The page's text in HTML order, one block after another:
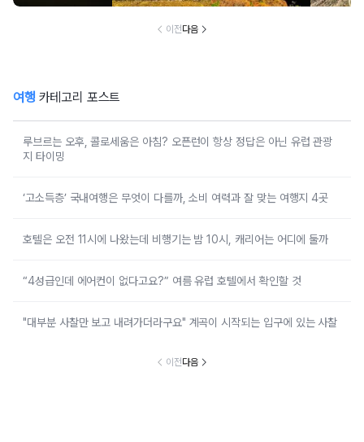
이전다음
여행 카테고리 포스트
루브르는 오후, 콜로세움은 아침? 오픈런이 항상 정답은 아닌 유럽 관광
지 타이밍
‘고소득층’ 국내여행은 무엇이 다를까, 소비 여력과 잘 맞는 여행지 4곳
호텔은 오전 11시에 나왔는데 비행기는 밤 10시, 캐리어는 어디에 둘까
“4성급인데 에어컨이 없다고요?” 여름 유럽 호텔에서 확인할 것
"대부분 사찰만 보고 내려가더라구요" 계곡이 시작되는 입구에 있는 사찰
이전다음